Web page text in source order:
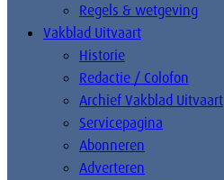
Regels & wetgeving
Vakblad Uitvaart
Historie
Redactie / Colofon
Archief Vakblad Uitvaart
Servicepagina
Abonneren
Adverteren